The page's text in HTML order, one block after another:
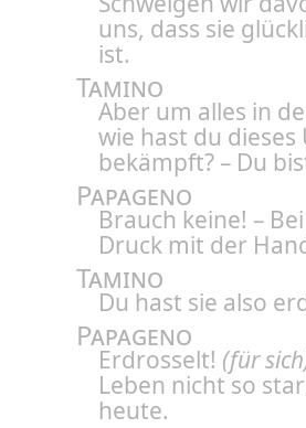
uns, dass sie
ist.
Tamino
Aber um alles in
wie hast du dieses
bekämpft? – Du
Papageno
Brauch keine! –
Druck mit der
Tamino
Du hast sie also
Papageno
Erdrosselt! (für
Leben nicht so
heute.